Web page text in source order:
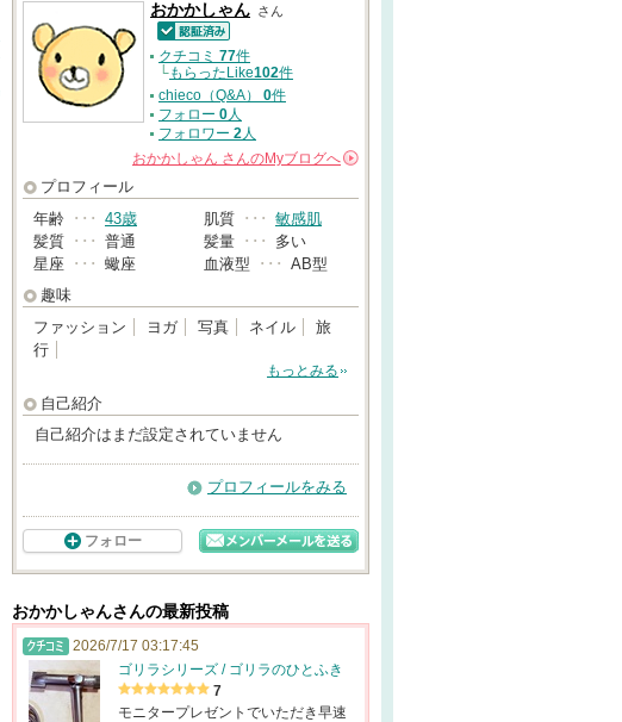
おかかしゃん さん
認証済
クチコミ 77件
└もらったLike102件
chieco（Q&A） 0件
フォロー 0人
フォロワー 2人
おかかしゃん さんのMyブログへ
プロフィール
年齢 ･･･ 43歳 肌質 ･･･ 敏感肌
髪質 ･･･ 普通 髪量 ･･･
多い
星座 ･･･ 蠍座 血液型 ･･･ AB型
趣味
ファッション
ヨガ 写真 ネイル
旅
行
もっとみる
自己紹介
自己紹介はまだ設定されていません
プロフィールをみる
フォロー
おかかしゃんさんの最新投稿
2026/7/17 03:17:45
ゴリラシリーズ / ゴリラのひとふき
7
モニタープレゼントでいただき早速